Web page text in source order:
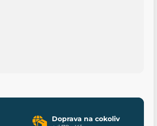
Doprava na cokoliv